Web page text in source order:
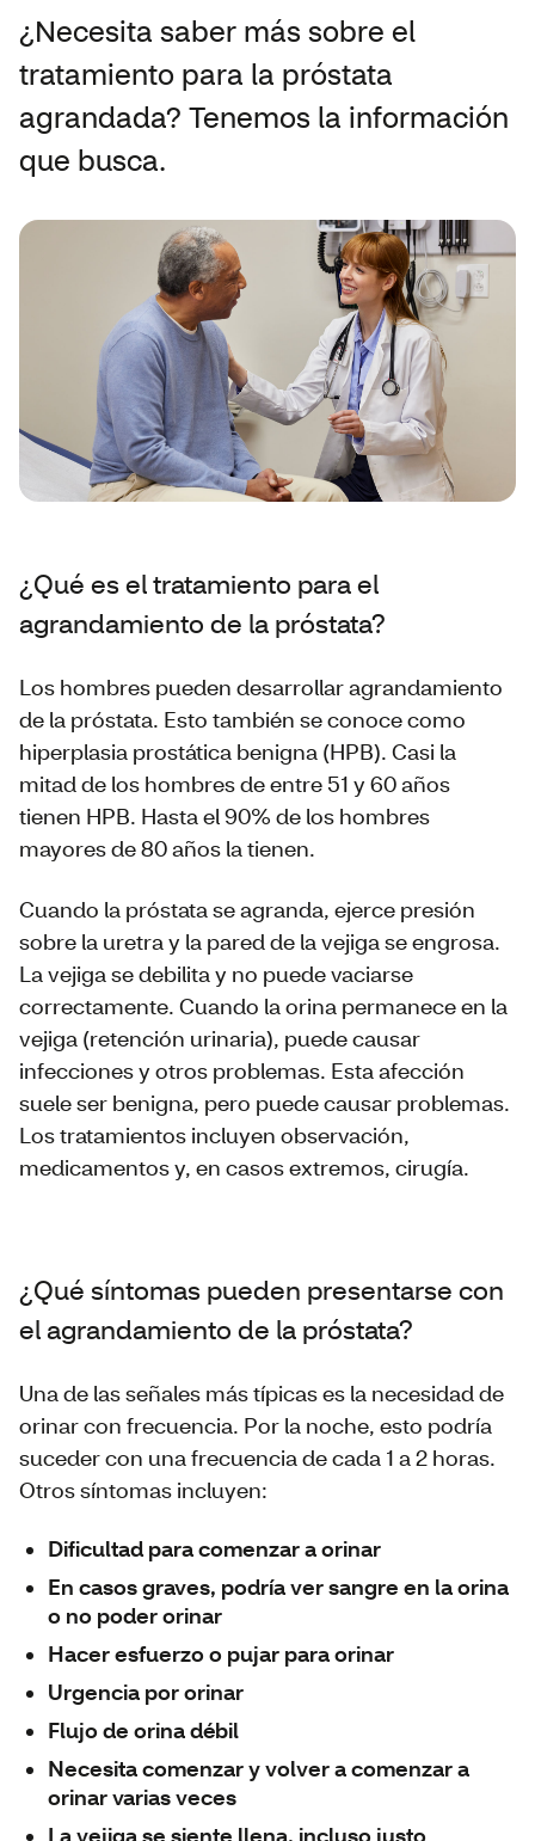
¿Necesita saber más sobre el
tratamiento para la próstata
agrandada? Tenemos la información
que busca.
¿Qué es el tratamiento para el
agrandamiento de la próstata?
Los hombres pueden desarrollar agrandamiento
de la próstata. Esto también se conoce como
hiperplasia prostática benigna (HPB). Casi la
mitad de los hombres de entre 51 y 60 años
tienen HPB. Hasta el 90% de los hombres
mayores de 80 años la tienen.
Cuando la próstata se agranda, ejerce presión
sobre la uretra y la pared de la vejiga se engrosa.
La vejiga se debilita y no puede vaciarse
correctamente. Cuando la orina permanece en la
vejiga (retención urinaria), puede causar
infecciones y otros problemas. Esta afección
suele ser benigna, pero puede causar problemas.
Los tratamientos incluyen observación,
medicamentos y, en casos extremos, cirugía.
¿Qué síntomas pueden presentarse con
el agrandamiento de la próstata?
Una de las señales más típicas es la necesidad de
orinar con frecuencia. Por la noche, esto podría
suceder con una frecuencia de cada 1 a 2 horas.
Otros síntomas incluyen:
Dificultad para comenzar a orinar
En casos graves, podría ver sangre en la orina
o no poder orinar
Hacer esfuerzo o pujar para orinar
Urgencia por orinar
Flujo de orina débil
Necesita comenzar y volver a comenzar a
orinar varias veces